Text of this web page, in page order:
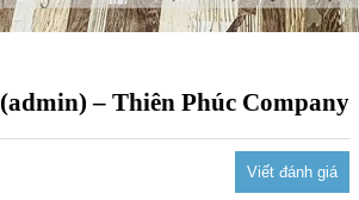
– Thiên Phúc Company